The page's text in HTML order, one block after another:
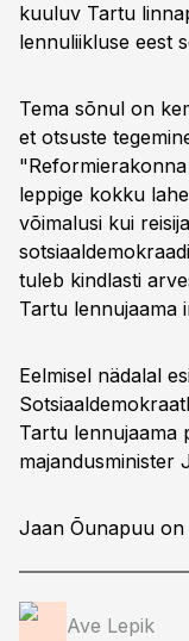
kuuluv Tartu
lennuliikluse eest
Tema sõnul on
et otsuste
leppige kokku
võimalusi kui
tuleb kindlasti
Tartu lennujaama
Eelmisel nädalal
Tartu lennujaama
majandusminister
Jaan Õunapuu on
Ave Lepik